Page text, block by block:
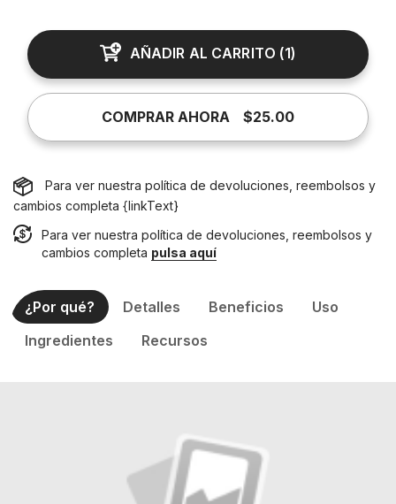
AÑADIR AL CARRITO (1)
COMPRAR AHORA $25.00
Para ver nuestra política de devoluciones, reembolsos y
cambios completa {linkText}
Para ver nuestra política de devoluciones, reembolsos y
cambios completa pulsa aquí
¿Por qué? Detalles Beneficios
Uso
Ingredientes
Recursos